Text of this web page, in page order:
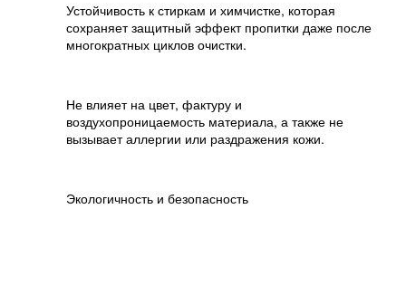
Устойчивость к стиркам и химчистке, которая
сохраняет защитный эффект пропитки даже после
многократных циклов очистки.
Не влияет на цвет, фактуру и
воздухопроницаемость материала, а также не
вызывает аллергии или раздражения кожи.
Экологичность и безопасность